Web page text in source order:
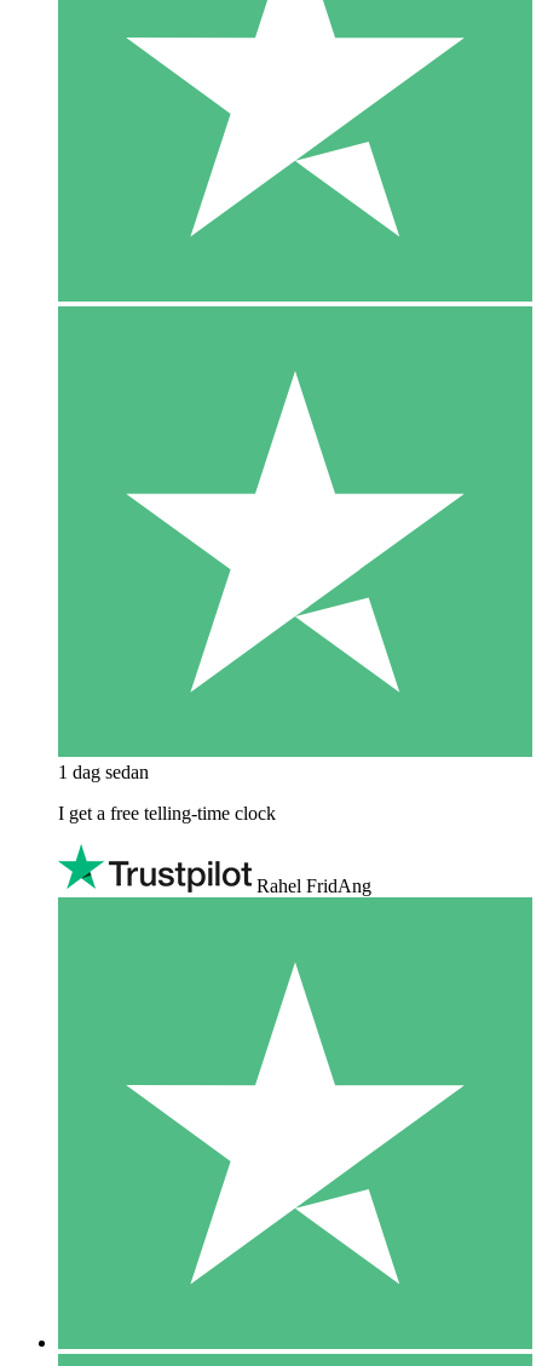
1 dag sedan
I get a free telling-time clock
Rahel FridAng